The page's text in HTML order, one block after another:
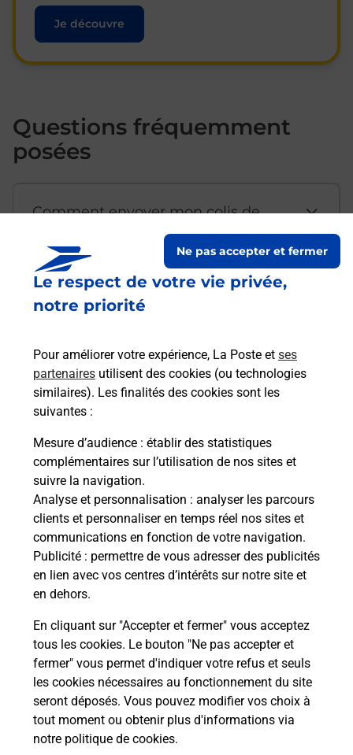
Le respect de votre vie privée,
notre priorité
Pour améliorer votre expérience, La Poste et ses
partenaires utilisent des cookies (ou technologies
similaires). Les finalités des cookies sont les
suivantes :
Mesure d’audience : établir des statistiques
complémentaires sur l’utilisation de nos sites et
suivre la navigation.
Analyse et personnalisation : analyser les parcours
clients et personnaliser en temps réel nos sites et
communications en fonction de votre navigation.
Publicité : permettre de vous adresser des publicités
en lien avec vos centres d’intérêts sur notre site et
en dehors.
En cliquant sur "Accepter et fermer" vous acceptez
tous les cookies. Le bouton "Ne pas accepter et
fermer" vous permet d'indiquer votre refus et seuls
les cookies nécessaires au fonctionnement du site
seront déposés. Vous pouvez modifier vos choix à
tout moment ou obtenir plus d'informations via
notre politique de cookies.
Ne pas accepter et fermer
Je découvre
Questions fréquemment
posées
Comment envoyer mon colis de
Est-il possible d’acheter un
emballage directement depuis un
Comment demander une
modification de livraison ?
Comment La Poste participe-t-elle
à votre sécurité au quotidien ?
Puis-je passer mon code de la route
avec La Poste et sous quelles
conditions ?
Localiser Liste Hautes-Pyrénées CRECHETS